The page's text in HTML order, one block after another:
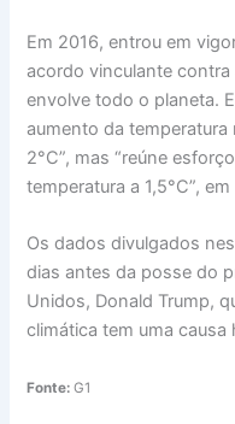
Em 2016, entrou em
acordo vinculante
envolve todo o planeta.
aumento da temperatura
2°C”, mas “reúne
temperatura a 1,5°C”,
Os dados divulgados
dias antes da posse do
Unidos, Donald Trump,
climática tem uma causa
Fonte: G1